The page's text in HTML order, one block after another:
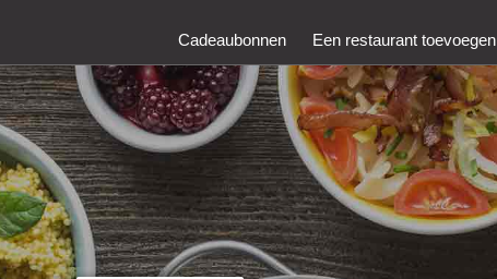
Cadeaubonnen Een restaurant toevoegen